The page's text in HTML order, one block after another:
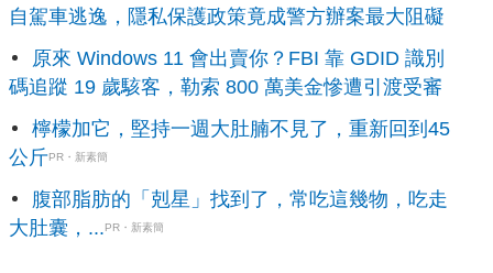
自駕車逃逸，隱私保護政策竟成警方辦案最大阻礙
原來 Windows 11 會出賣你？FBI 靠 GDID 識別
碼追蹤 19 歲駭客，勒索 800 萬美金慘遭引渡受審
檸檬加它，堅持一週大肚腩不見了，重新回到45
公斤PR・新素簡
腹部脂肪的「剋星」找到了，常吃這幾物，吃走
大肚囊，...PR・新素簡